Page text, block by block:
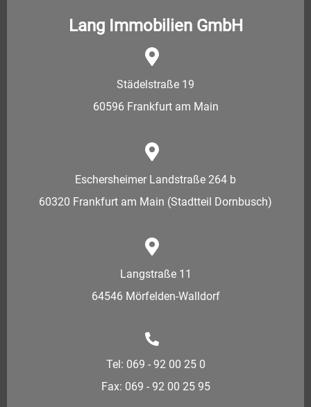
Lang Immobilien GmbH
Städelstraße 19
60596 Frankfurt am Main
Eschersheimer Landstraße 264 b
60320 Frankfurt am Main (Stadtteil Dornbusch)
Langstraße 11
64546 Mörfelden-Walldorf
Tel: 069 - 92 00 25 0
Fax: 069 - 92 00 25 95